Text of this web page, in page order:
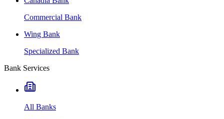
Commercial Bank
Wing Bank
Specialized Bank
Bank Services
All Banks